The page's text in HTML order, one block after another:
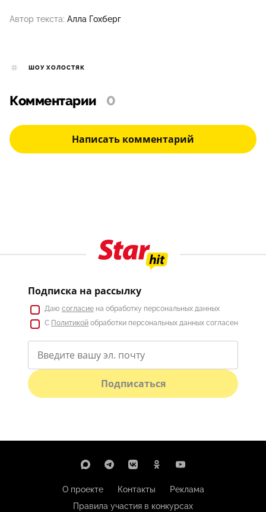
Автор текста: Алла Гохберг
ШОУ ХОЛОСТЯК
Комментарии 0
Написать комментарий
Подписка на рассылку
Даю согласие на обработку персональных данных
С Политикой обработки персональных данных согласен
Подписаться
О проекте Контакты
Реклама
Правила участия в конкурсах